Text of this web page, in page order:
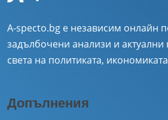
A-specto.bg е независим онлайн
задълбочени анализи и актуални
света на политиката,
Допълнения